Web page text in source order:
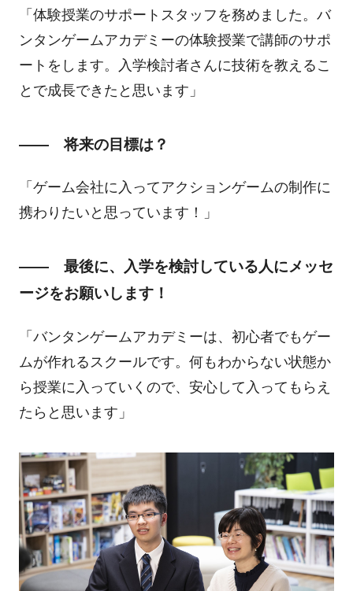
「体験授業のサポートスタッフを務めました。バ
ンタンゲームアカデミーの体験授業で講師のサポ
ートをします。入学検討者さんに技術を教えるこ
とで成長できたと思います」
―― 将来の目標は？
「ゲーム会社に入ってアクションゲームの制作に
携わりたいと思っています！」
―― 最後に、入学を検討している人にメッセ
ージをお願いします！
「バンタンゲームアカデミーは、初心者でもゲー
ムが作れるスクールです。何もわからない状態か
ら授業に入っていくので、安心して入ってもらえ
たらと思います」